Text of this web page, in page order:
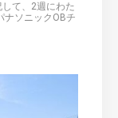
て、2週にわた
ナソニックOBチ